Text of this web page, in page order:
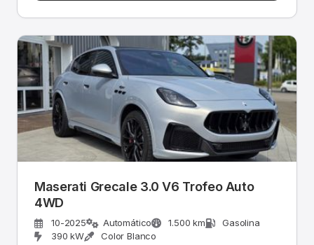
Maserati Grecale 3.0 V6 Trofeo Auto
4WD
10-2025 Automático 1.500 km
Gasolina
390 kW
Color Blanco